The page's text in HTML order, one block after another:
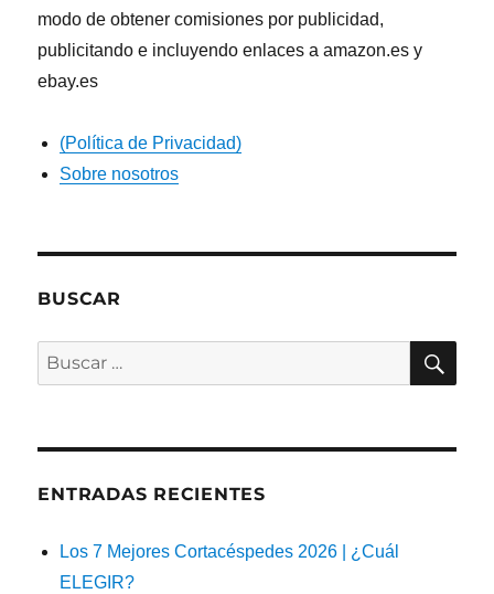
modo de obtener comisiones por publicidad,
publicitando e incluyendo enlaces a amazon.es y
ebay.es
(Política de Privacidad)
Sobre nosotros
BUSCAR
Buscar
por:
ENTRADAS RECIENTES
Los 7 Mejores Cortacéspedes 2026 | ¿Cuál
ELEGIR?